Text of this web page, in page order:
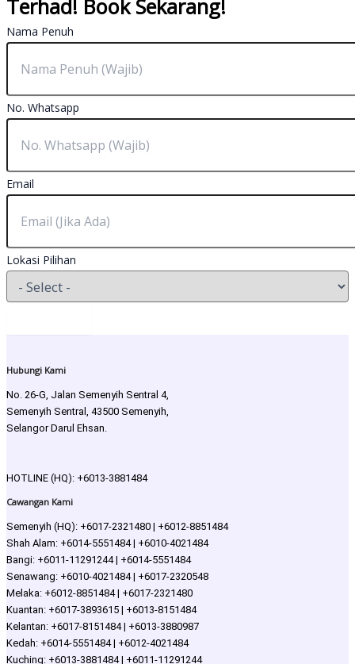
Terhad! Book Sekarang!
Nama Penuh
No. Whatsapp
Email
Lokasi Pilihan
Hubungi Kami
No. 26-G, Jalan Semenyih Sentral 4,
Semenyih Sentral, 43500 Semenyih,
Selangor Darul Ehsan.
HOTLINE (HQ): +6013-3881484
Cawangan Kami
Semenyih (HQ): +6017-2321480 | +6012-8851484
Shah Alam: +6014-5551484 | +6010-4021484
Bangi: +6011-11291244 | +6014-5551484
Senawang: +6010-4021484 | +6017-2320548
Melaka: +6012-8851484 | +6017-2321480
Kuantan: +6017-3893615 | +6013-8151484
Kelantan: +6017-8151484 | +6013-3880987
Kedah: +6014-5551484 | +6012-4021484
Kuching: +6013-3881484 | +6011-11291244